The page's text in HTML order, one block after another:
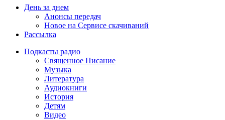
День за днем
Анонсы передач
Новое на Сервисе скачиваний
Рассылка
Подкасты радио
Священное Писание
Музыка
Литература
Аудиокниги
История
Детям
Видео